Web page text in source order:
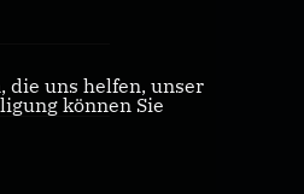
die uns helfen, unser
können Sie